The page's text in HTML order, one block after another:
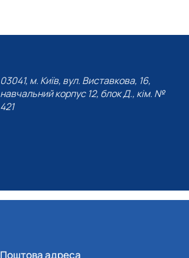
03041, м. Київ, вул. Виставкова, 16,
навчальний корпус 12, блок Д., кім. №
421
Поштова адреса